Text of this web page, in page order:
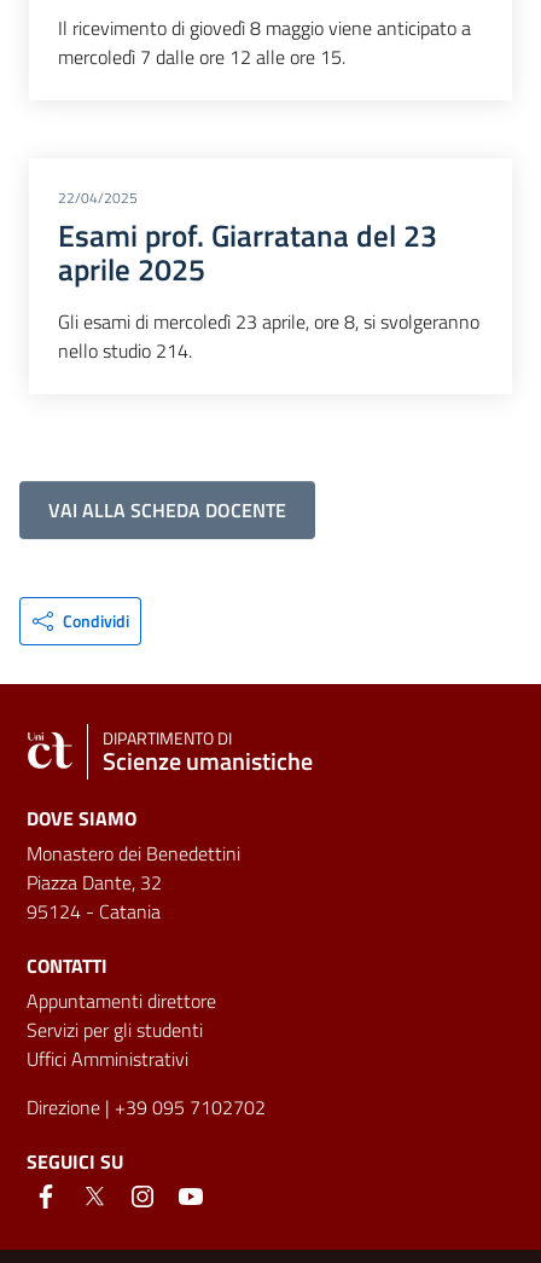
Il ricevimento di giovedì 8 maggio viene anticipato a
mercoledì 7 dalle ore 12 alle ore 15.
22/04/2025
Esami prof. Giarratana del 23
aprile 2025
Gli esami di mercoledì 23 aprile, ore 8, si svolgeranno
nello studio 214.
VAI ALLA SCHEDA DOCENTE
Condividi
DIPARTIMENTO DI
Scienze umanistiche
DOVE SIAMO
Monastero dei Benedettini
Piazza Dante, 32
95124 - Catania
CONTATTI
Appuntamenti direttore
Servizi per gli studenti
Uffici Amministrativi
Direzione | +39 095 7102702
SEGUICI SU